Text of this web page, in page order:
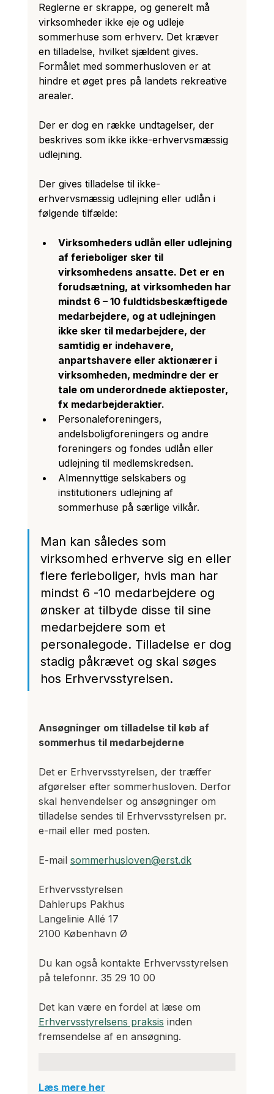
Reglerne er skrappe, og generelt må
virksomheder ikke eje og udleje
sommerhuse som erhverv. Det kræver
en tilladelse, hvilket sjældent gives.
Formålet med sommerhusloven er at
hindre et øget pres på landets rekreative
arealer.
Der er dog en række undtagelser, der
beskrives som ikke ikke-erhvervsmæssig
udlejning.
Der gives tilladelse til ikke-
erhvervsmæssig udlejning eller udlån i
følgende tilfælde:
Virksomheders udlån eller udlejning
af ferieboliger sker til
virksomhedens ansatte. Det er en
forudsætning, at virksomheden har
mindst 6 – 10 fuldtidsbeskæftigede
medarbejdere, og at udlejningen
ikke sker til medarbejdere, der
samtidig er indehavere,
anpartshavere eller aktionærer i
virksomheden, medmindre der er
tale om underordnede aktieposter,
fx medarbejderaktier.
Personaleforeningers,
andelsboligforeningers og andre
foreningers og fondes udlån eller
udlejning til medlemskredsen.
Almennyttige selskabers og
institutioners udlejning af
sommerhuse på særlige vilkår.
Man kan således som
virksomhed erhverve sig en eller
flere ferieboliger, hvis man har
mindst 6 -10 medarbejdere og
ønsker at tilbyde disse til sine
medarbejdere som et
personalegode. Tilladelse er dog
stadig påkrævet og skal søges
hos Erhvervsstyrelsen.
Ansøgninger om tilladelse til køb af
sommerhus til medarbejderne
Det er Erhvervsstyrelsen, der træffer
afgørelser efter sommerhusloven. Derfor
skal henvendelser og ansøgninger om
tilladelse sendes til Erhvervsstyrelsen pr.
e-mail eller med posten.
E-mail sommerhusloven@erst.dk
Erhvervsstyrelsen
Dahlerups Pakhus
Langelinie Allé 17
2100 København Ø
Du kan også kontakte Erhvervsstyrelsen
på telefonnr. 35 29 10 00
Det kan være en fordel at læse om
Erhvervsstyrelsens praksis inden
fremsendelse af en ansøgning.
Læs mere her